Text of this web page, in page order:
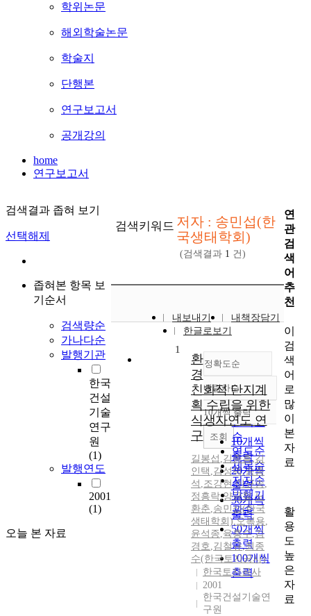
학위논문
해외학술논문
학술지
단행본
연구보고서
공개강의
home
연구보고서
검색결과 좁혀 보기
선택해제
좁혀본 항목 보
기순서
검색량순
가나다순
발행기관
한국
건설
기술
연구
원
(1)
발행연도
2001
(1)
오늘 본 자료
검색키워드 저자 : 송민섭(한
국생태학회)
(검색결과 1 건)
내보내기
내책장담기
한글로보기
정확도순
정확도
순
인기도
순
연도순
제목순
저자순
발행기
관순
내림차순
내림차순
10개씩 출력
10개씩
출력
20개씩
출력
30개씩
출력
50개씩
출력
100개씩
출력
조회
1
환
경
친화적 단지계
획 수립을 위한
식생자연도 연
구
길봉섭 ,김종흥,김
인택 ,김성덕,송종
석 ,조강현,이규송,
정흥락,양금철,노
환춘,송민섭(한국
생태학회),오복용,
윤석종,육홍수,김
경호,김철규,최종
수(한국토지공사)
한국토지공사
2001
한국건설기술연
구원
연
관
검
색
어
추
천
이
검
색
어
로
많
이
본
자
료
활
용
도
높
은
자
료